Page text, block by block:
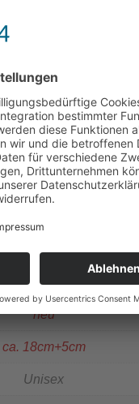
Unikat.
silberfarben
kann je nach
„Zauberwelt der
neu
ca. 18cm+5cm
Unisex